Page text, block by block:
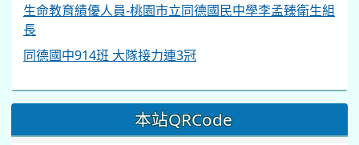
生命教育績優人員-桃園市立同德國民中學李孟臻衛生組
長
同德國中914班 大隊接力連3冠
本站QRCode